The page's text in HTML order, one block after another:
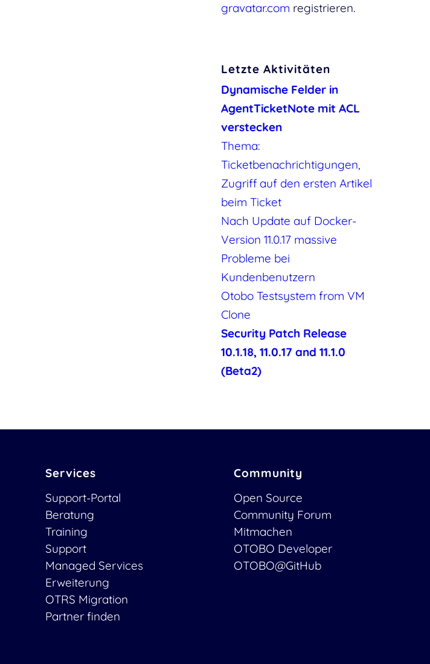
gravatar.com registrieren.
Letzte Aktivitäten
Dynamische Felder in
AgentTicketNote mit ACL
verstecken
Thema:
Ticketbenachrichtigungen,
Zugriff auf den ersten Artikel
beim Ticket
Nach Update auf Docker-
Version 11.0.17 massive
Probleme bei
Kundenbenutzern
Otobo Testsystem from VM
Clone
Security Patch Release
10.1.18, 11.0.17 and 11.1.0
(Beta2)
Services
Support-Portal
Beratung
Training
Support
Managed Services
Erweiterung
OTRS Migration
Partner finden
Community
Open Source
Community Forum
Mitmachen
OTOBO Developer
OTOBO@GitHub